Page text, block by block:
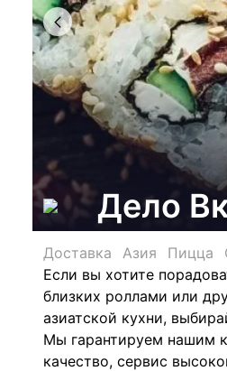
Дело
Доставка Азия Пицца
Если вы хотите
близких роллами или
азиатской кухни,
Мы гарантируем нашим
качество, сервис